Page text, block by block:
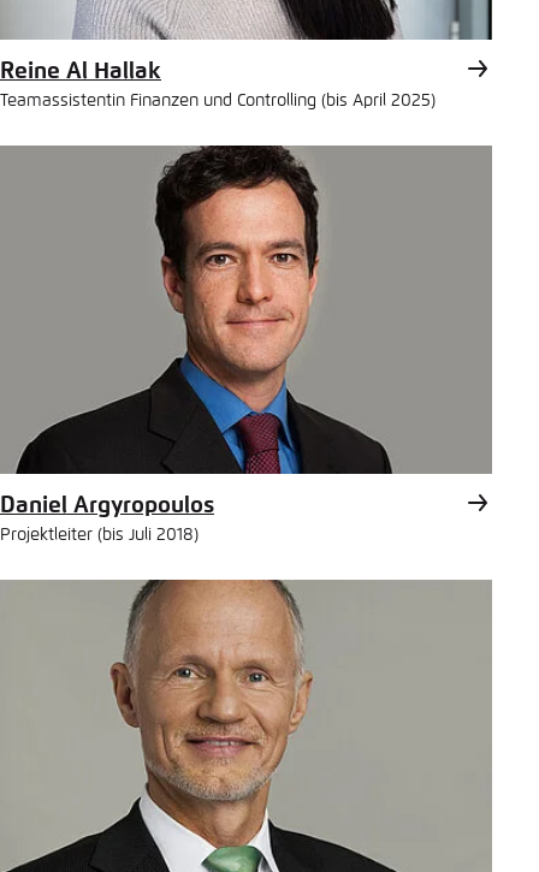
In die Zwischenablage kopieren
E-Mail
Reine Al Hallak
Teamassistentin Finanzen und Controlling (bis April 2025)
Daniel Argyropoulos
Projektleiter (bis Juli 2018)
Einstellung für diese Webseite im Browser
speichern
Übernehmen